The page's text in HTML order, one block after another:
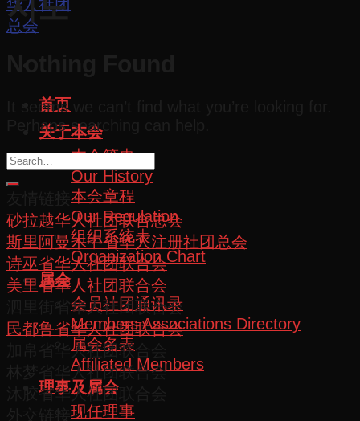
首页
关于本会
本会简史
Our History
本会章程
Our Regulation
组织系统表
Organization Chart
属会
会员社团通讯录
Members Associations Directory
属会名表
Affiliated Members
理事及属会
现任理事
It seems we can’t find what you’re looking for.
Perhaps searching can help.
砂拉越华人社团联合总会
斯里阿曼木中省华人注册社团总会
诗巫省华人社团联合会
美里省华人社团联合会
泗里街省华人社团联合会
民都鲁省华人社团联合会
加帛省华人社团联合会
林梦省华人社团联合会
沐胶省华人社团联合会